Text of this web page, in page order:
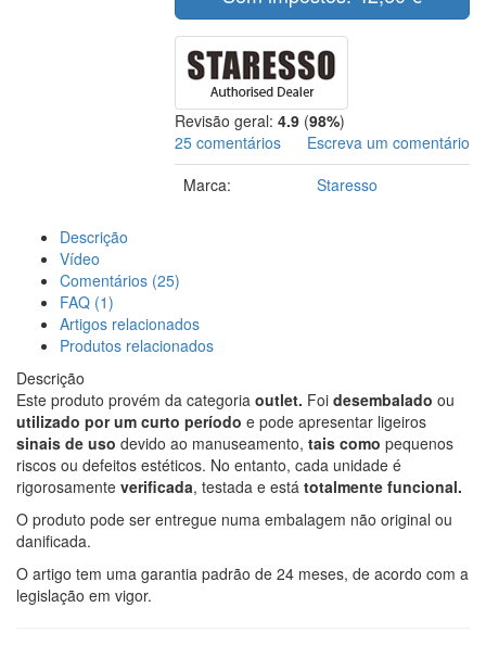
Revisão geral: 4.9 (98%)
25 comentários
Escreva um comentário
Marca:
Staresso
Descrição
Vídeo
Comentários (25)
FAQ (1)
Artigos relacionados
Produtos relacionados
Descrição
Este produto provém da categoria outlet. Foi desembalado ou
utilizado por um curto período e pode apresentar ligeiros
sinais de uso devido ao manuseamento, tais como pequenos
riscos ou defeitos estéticos. No entanto, cada unidade é
rigorosamente verificada, testada e está totalmente funcional.
O produto pode ser entregue numa embalagem não original ou
danificada.
O artigo tem uma garantia padrão de 24 meses, de acordo com a
legislação em vigor.